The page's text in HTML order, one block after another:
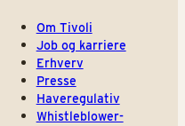
Om Tivoli
Job og karriere
Erhverv
Presse
Haveregulativ
Whistleblower-